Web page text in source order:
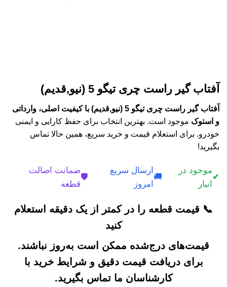
آفتاب گیر راست چری تیگو 5 (نیو,قدیم)
آفتاب گیر راست چری تیگو 5 (نیو,قدیم) با کیفیت اصلی، وارداتی
و استوک موجود است. بهترین انتخاب برای حفظ کارایی و ایمنی
خودرو. برای استعلام قیمت و خرید سریع، همین حالا تماس
بگیرید!
✔
موجود در
انبار
🚚
ارسال سریع
امروز
🛡️
ضمانت اصالت
قطعه
📞 قیمت قطعه را در کمتر از یک دقیقه استعلام
کنید
قیمت‌های درج‌شده ممکن است به‌روز نباشند.
برای دریافت قیمت دقیق و شرایط خرید با
کارشناسان ما تماس بگیرید.